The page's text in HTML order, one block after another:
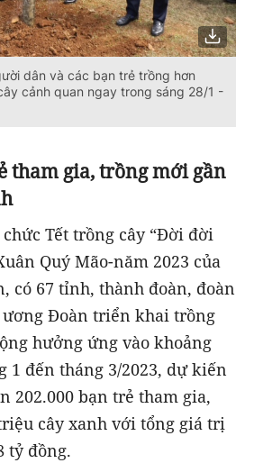
dân và các bạn trẻ trồng hơn
cảnh quan ngay trong sáng 28/1 -
tham gia, trồng mới gần
Tết trồng cây “Đời đời
Quý Mão-năm 2023 của
có 67 tỉnh, thành đoàn, đoàn
Đoàn triển khai trồng
hưởng ứng vào khoảng
1 đến tháng 3/2023, dự kiến
202.000 bạn trẻ tham gia,
cây xanh với tổng giá trị
tỷ đồng.